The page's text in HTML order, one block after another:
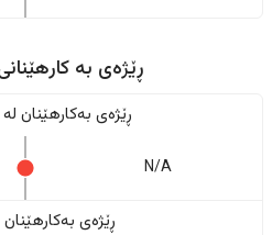
ڕێژەى به
ڕێژەى بەکارهێنان
N/A
ڕێژەى